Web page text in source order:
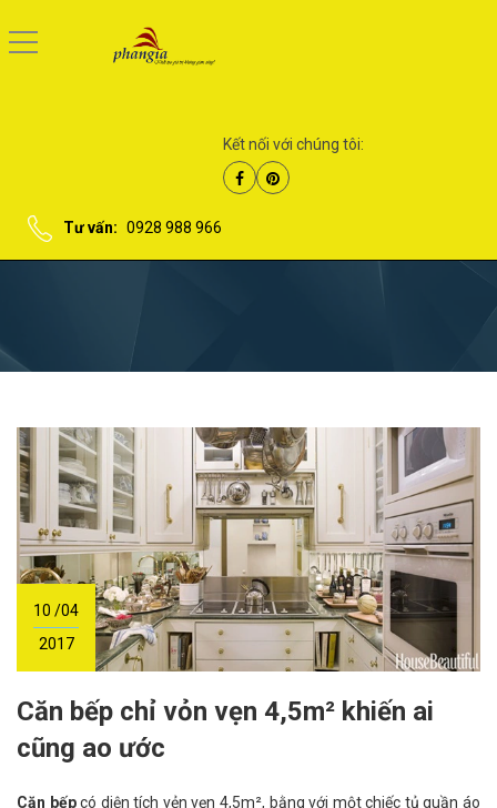
Kết nối với chúng tôi:
Tư vấn: 0928 988 966
10 /04
2017
Căn bếp chỉ vỏn vẹn 4,5m² khiến ai
cũng ao ước
Căn bếpcó diện tích vẻn vẹn 4,5m², bằng với một chiếc tủ quần áo